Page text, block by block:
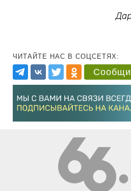
ЧИТАЙТЕ НАС В СОЦСЕТЯХ: